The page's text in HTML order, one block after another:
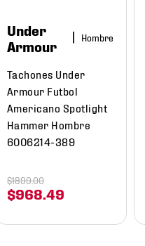
Under
Armour
Hombre
Tachones Under
Armour Futbol
Americano Spotlight
Hammer Hombre
6006214-389
$968 49
$1899.00